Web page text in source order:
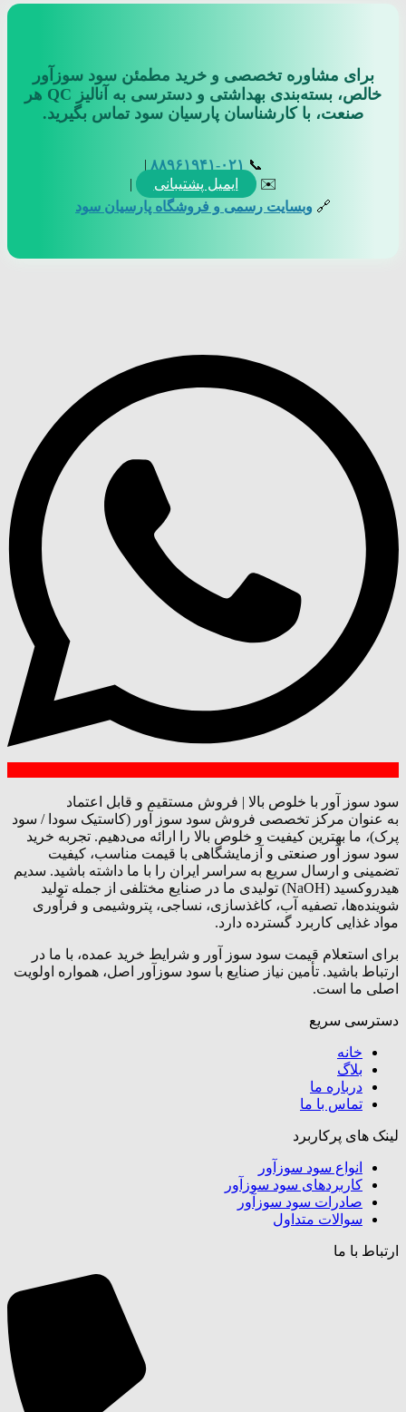
برای مشاوره تخصصی و خرید مطمئن سود سوزآور
خالص، بسته‌بندی بهداشتی و دسترسی به آنالیز QC هر
صنعت، با کارشناسان پارسیان سود تماس بگیرید.
📞 ۰۲۱‑۸۸۹۶۱۹۴۱
|
✉️
ایمیل پشتیبانی
|
🔗 وبسایت رسمی و فروشگاه پارسیان سود
سود سوز آور با خلوص بالا | فروش مستقیم و قابل اعتماد
به عنوان مرکز تخصصی فروش سود سوز آور (کاستیک سودا / سود
پرک)، ما بهترین کیفیت و خلوص بالا را ارائه می‌دهیم. تجربه خرید
سود سوز آور صنعتی و آزمایشگاهی با قیمت مناسب، کیفیت
تضمینی و ارسال سریع به سراسر ایران را با ما داشته باشید. سدیم
هیدروکسید (NaOH) تولیدی ما در صنایع مختلفی از جمله تولید
شوینده‌ها، تصفیه آب، کاغذسازی، نساجی، پتروشیمی و فرآوری
مواد غذایی کاربرد گسترده دارد.
برای استعلام قیمت سود سوز آور و شرایط خرید عمده، با ما در
ارتباط باشید. تأمین نیاز صنایع با سود سوزآور اصل، همواره اولویت
اصلی ما است.
دسترسی سریع
خانه
بلاگ
درباره ما
تماس با ما
لینک های پرکاربرد
انواع سود سوزآور
کاربردهای سود سوزآور
صادرات سود سوزآور
سوالات متداول
ارتباط با ما